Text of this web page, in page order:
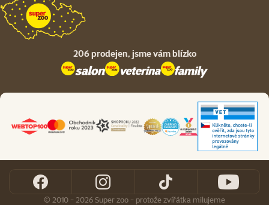
206 prodejen, jsme vám blízko
© 2010 - 2026 Super zoo - protože zvířátka milujeme